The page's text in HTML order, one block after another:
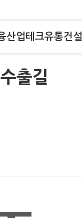
산업테크유통건설
출길